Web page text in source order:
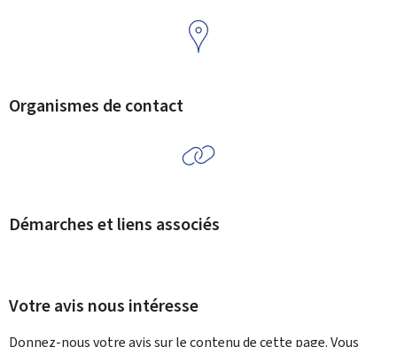
Organismes de contact
Démarches et liens associés
Votre avis nous intéresse
Donnez-nous votre avis sur le contenu de cette page. Vous